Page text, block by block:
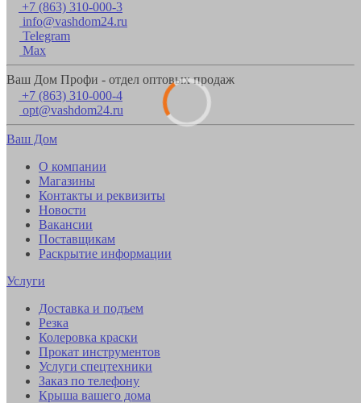
+7 (863) 310-000-3
info@vashdom24.ru
Telegram
Max
Ваш Дом Профи - отдел оптовых продаж
+7 (863) 310-000-4
opt@vashdom24.ru
Ваш Дом
О компании
Магазины
Контакты и реквизиты
Новости
Вакансии
Поставщикам
Раскрытие информации
Услуги
Доставка и подъем
Резка
Колеровка краски
Прокат инструментов
Услуги спецтехники
Заказ по телефону
Крыша вашего дома